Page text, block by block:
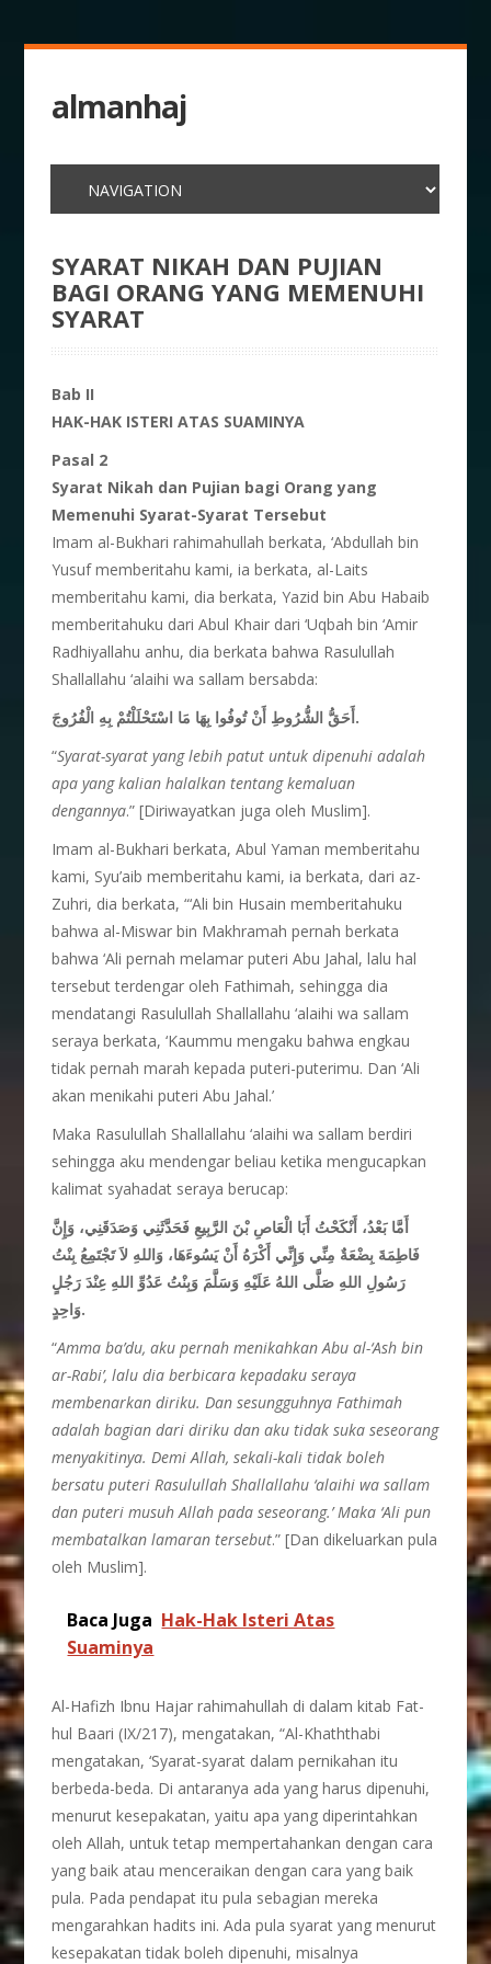
almanhaj
SYARAT NIKAH DAN PUJIAN
BAGI ORANG YANG MEMENUHI
SYARAT
Bab II
HAK-HAK ISTERI ATAS SUAMINYA
Pasal 2
Syarat Nikah dan Pujian bagi Orang yang
Memenuhi Syarat-Syarat Tersebut
Imam al-Bukhari rahimahullah berkata, ‘Abdullah bin
Yusuf memberitahu kami, ia berkata, al-Laits
memberitahu kami, dia berkata, Yazid bin Abu Habaib
memberitahuku dari Abul Khair dari ‘Uqbah bin ‘Amir
Radhiyallahu anhu, dia berkata bahwa Rasulullah
Shallallahu ‘alaihi wa sallam bersabda:
أَحَقُّ الشُّرُوطِ أَنْ تُوفُوا بِهَا مَا اسْتَحْلَلْتُمْ بِهِ الْفُرُوجَ.
“Syarat-syarat yang lebih patut untuk dipenuhi adalah
apa yang kalian halalkan tentang kemaluan
dengannya.” [Diriwayatkan juga oleh Muslim].
Imam al-Bukhari berkata, Abul Yaman memberitahu
kami, Syu’aib memberitahu kami, ia berkata, dari az-
Zuhri, dia berkata, “‘Ali bin Husain memberitahuku
bahwa al-Miswar bin Makhramah pernah berkata
bahwa ‘Ali pernah melamar puteri Abu Jahal, lalu hal
tersebut terdengar oleh Fathimah, sehingga dia
mendatangi Rasulullah Shallallahu ‘alaihi wa sallam
seraya berkata, ‘Kaummu mengaku bahwa engkau
tidak pernah marah kepada puteri-puterimu. Dan ‘Ali
akan menikahi puteri Abu Jahal.’
Maka Rasulullah Shallallahu ‘alaihi wa sallam berdiri
sehingga aku mendengar beliau ketika mengucapkan
kalimat syahadat seraya berucap:
أَمَّا بَعْدُ، أَنْكَحْتُ أَبَا الْعَاصِ بْنَ الرَّبِيعِ فَحَدَّثَنِي وَصَدَقَنِي، وَإِنَّ
فَاطِمَةَ بِضْعَةٌ مِنِّي وَإِنِّي أَكْرَهُ أَنْ يَسُوءَهَا، وَاللهِ لاَ تَجْتَمِعُ بِنْتُ
رَسُولِ اللهِ صَلَّى اللهُ عَلَيْهِ وَسَلَّمَ وَبِنْتُ عَدُوِّ اللهِ عِنْدَ رَجُلٍ
وَاحِدٍ.
“Amma ba’du, aku pernah menikahkan Abu al-‘Ash bin
ar-Rabi’, lalu dia berbicara kepadaku seraya
membenarkan diriku. Dan sesungguhnya Fathimah
adalah bagian dari diriku dan aku tidak suka seseorang
menyakitinya. Demi Allah, sekali-kali tidak boleh
bersatu puteri Rasulullah Shallallahu ‘alaihi wa sallam
dan puteri musuh Allah pada seseorang.’ Maka ‘Ali pun
membatalkan lamaran tersebut.” [Dan dikeluarkan pula
oleh Muslim].
Baca Juga Hak-Hak Isteri Atas
Suaminya
Al-Hafizh Ibnu Hajar rahimahullah di dalam kitab Fat-
hul Baari (IX/217), mengatakan, “Al-Khaththabi
mengatakan, ‘Syarat-syarat dalam pernikahan itu
berbeda-beda. Di antaranya ada yang harus dipenuhi,
menurut kesepakatan, yaitu apa yang diperintahkan
oleh Allah, untuk tetap mempertahankan dengan cara
yang baik atau menceraikan dengan cara yang baik
pula. Pada pendapat itu pula sebagian mereka
mengarahkan hadits ini. Ada pula syarat yang menurut
kesepakatan tidak boleh dipenuhi, misalnya